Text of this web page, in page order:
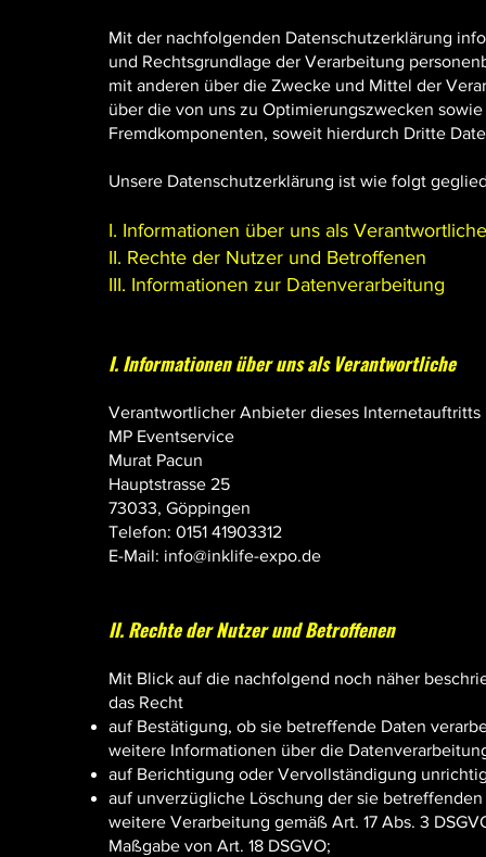
Mit der nachfolgenden Datenschutzerklärung
und Rechtsgrundlage der Verarbeitung
mit anderen über die Zwecke und Mittel der
über die von uns zu Optimierungszwecken
Fremdkomponenten, soweit hierdurch Dritte
Unsere Datenschutzerklärung ist wie folgt
I. Informationen über uns als Verantwortliche
II. Rechte der Nutzer und Betroffenen
III. Informationen zur Datenverarbeitung
I. Informationen über uns als Verantwortliche
Verantwortlicher Anbieter dieses
MP Eventservice
Murat Pacun
Hauptstrasse 25
73033, Göppingen
Telefon: 0151 41903312
E-Mail: info@inklife-expo.de
II. Rechte der Nutzer und Betroffenen
Mit Blick auf die nachfolgend noch näher
das Recht
auf Bestätigung, ob sie betreffende Daten
weitere Informationen über die
auf Berichtigung oder Vervollständigung
auf unverzügliche Löschung der sie
weitere Verarbeitung gemäß Art. 17 Abs. 3
Maßgabe von Art. 18 DSGVO;